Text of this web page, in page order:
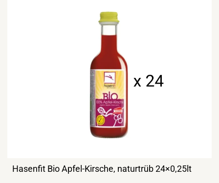
Hasenfit Bio Apfel-Kirsche, naturtrüb 24×0,25lt